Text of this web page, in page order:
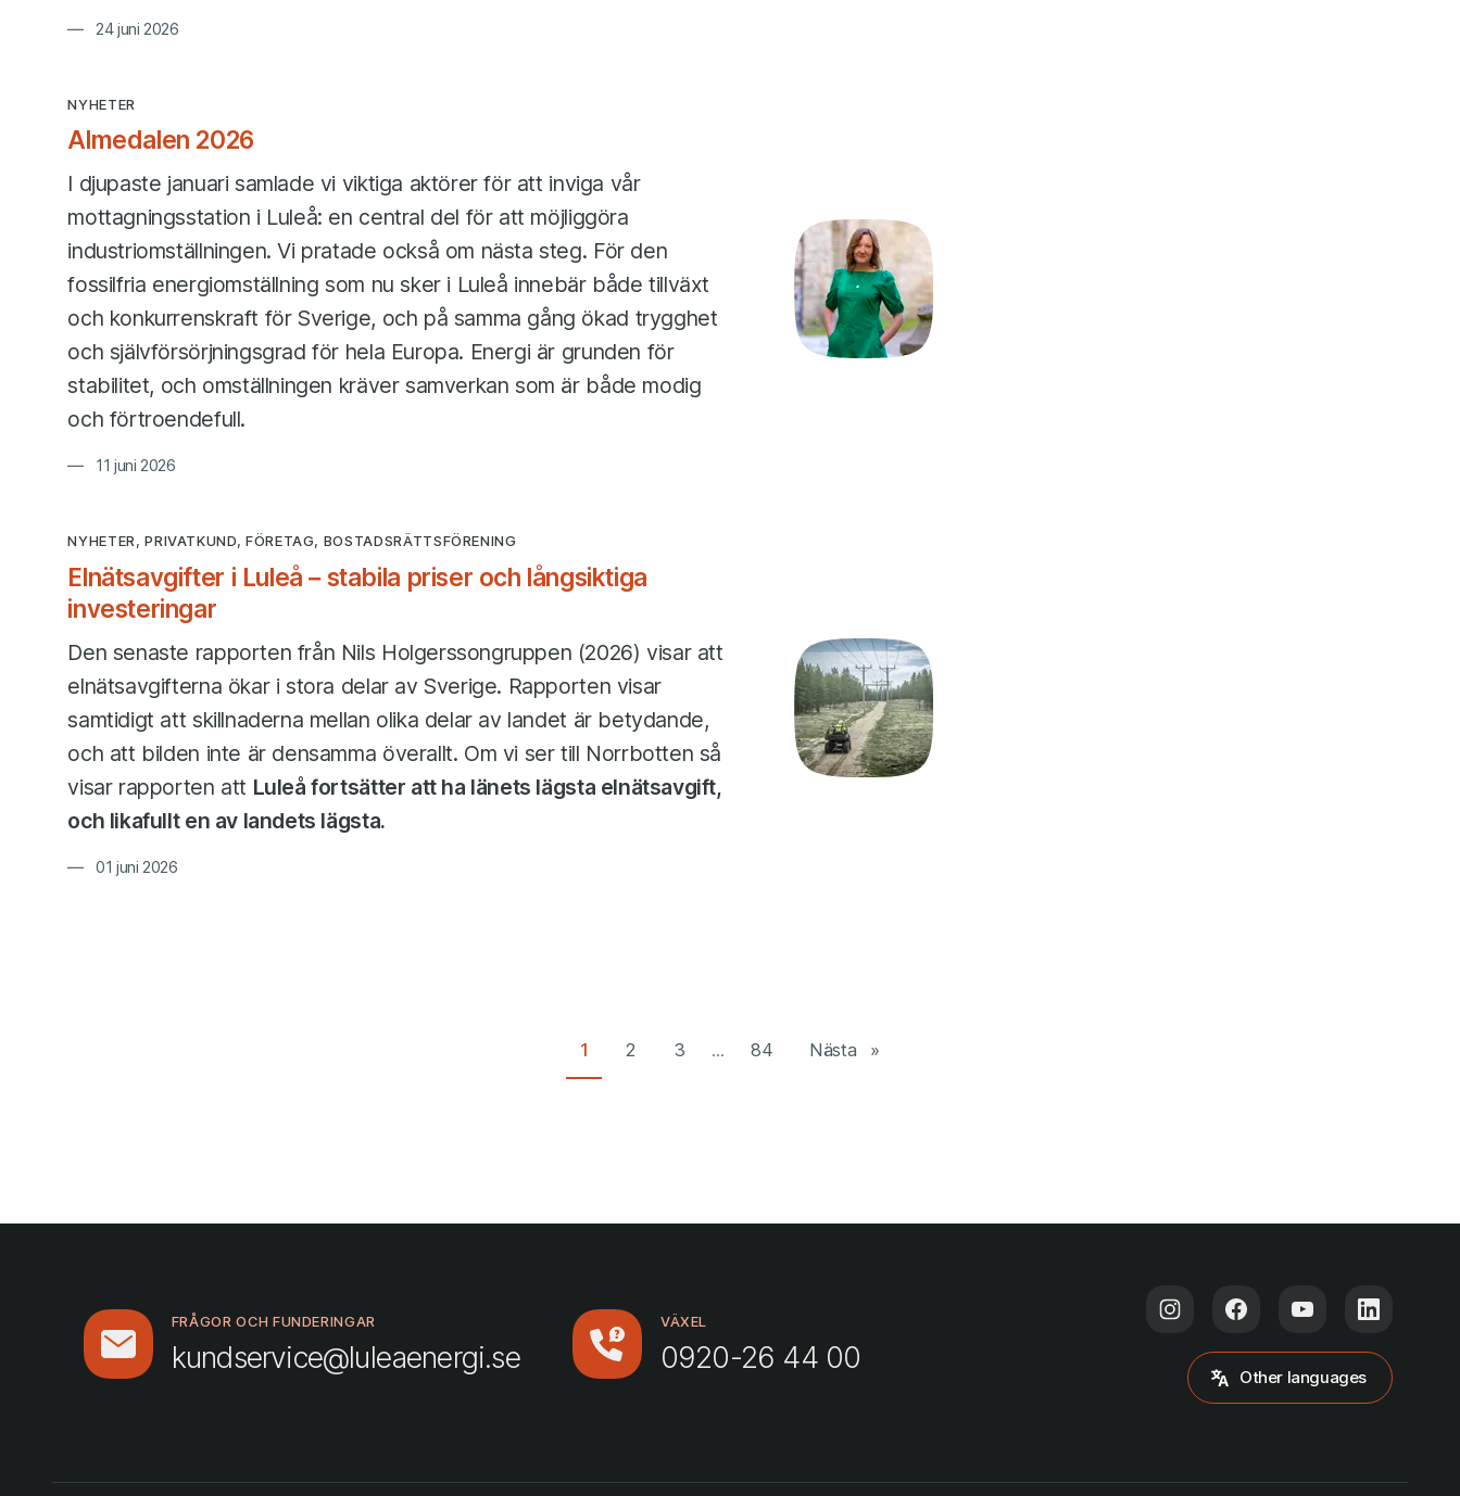
24 juni 2026
Almedalen 2026
NYHETER
I djupaste januari samlade vi viktiga aktörer för att inviga vår
mottagningsstation i Luleå: en central del för att möjliggöra
industriomställningen. Vi pratade också om nästa steg. För den
fossilfria energiomställning som nu sker i Luleå innebär både tillväxt
och konkurrenskraft för Sverige, och på samma gång ökad trygghet
och självförsörjningsgrad för hela Europa. Energi är grunden för
stabilitet, och omställningen kräver samverkan som är både modig
och förtroendefull.
11 juni 2026
Elnätsavgifter i Luleå – stabila priser och långsiktiga
investeringar
NYHETER, PRIVATKUND, FÖRETAG, BOSTADSRÄTTSFÖRENING
Den senaste rapporten från Nils Holgerssongruppen (2026) visar att
elnätsavgifterna ökar i stora delar av Sverige. Rapporten visar
samtidigt att skillnaderna mellan olika delar av landet är betydande,
och att bilden inte är densamma överallt. Om vi ser till Norrbotten så
visar rapporten att Luleå fortsätter att ha länets lägsta elnätsavgift,
och likafullt en av landets lägsta.
01 juni 2026
1 2 3 ... 84 Nästa
FRÅGOR OCH FUNDERINGAR
kundservice@luleaenergi.se
VÄXEL
0920-26 44 00
Other languages